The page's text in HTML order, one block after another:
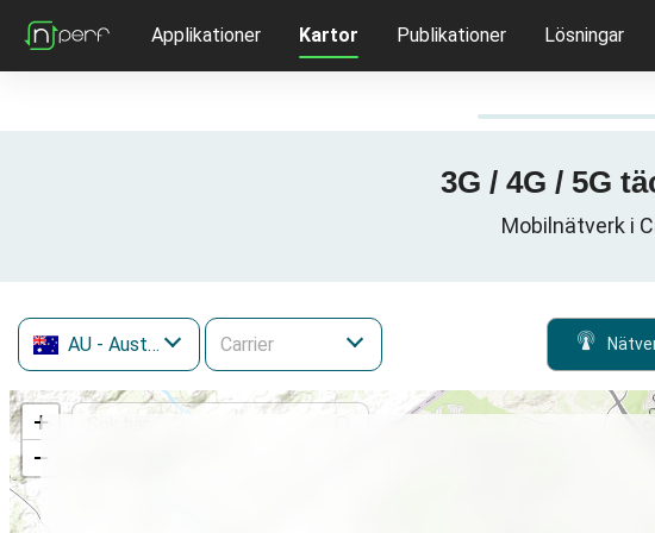
Applikationer Kartor Publikationer Lösningar
3G / 4G / 5G
Mobilnätverk i
AU - Australien
+
−